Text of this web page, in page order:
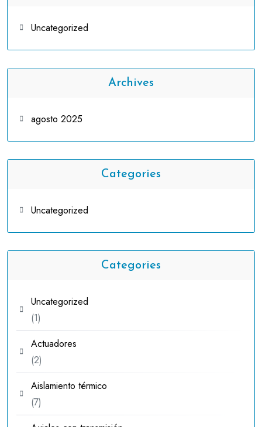
Uncategorized
Archives
agosto 2025
Categories
Uncategorized
Categories
Uncategorized
11
producto
Actuadores
22
productos
Aislamiento térmico
77
productos